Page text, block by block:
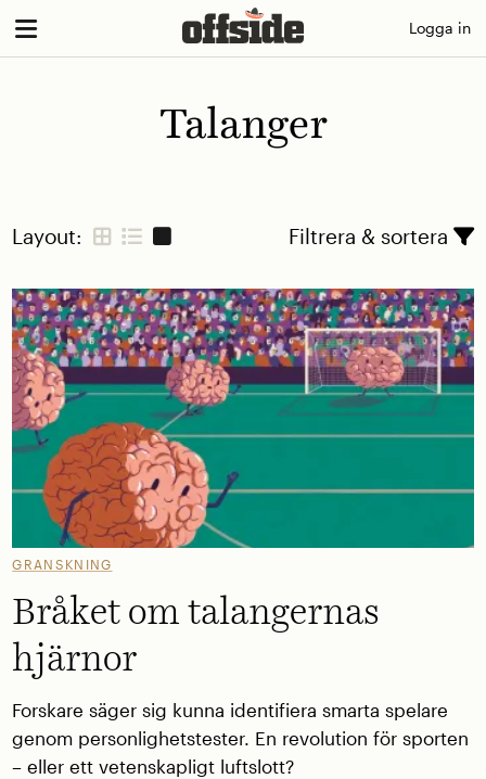
Skip
Logga in
Talanger
Layout: Filtrera & sortera
GRANSKNING
Bråket om talangernas
hjärnor
Forskare säger sig kunna identifiera smarta spelare
genom personlighetstester. En revolution för sporten
– eller ett vetenskapligt luftslott?